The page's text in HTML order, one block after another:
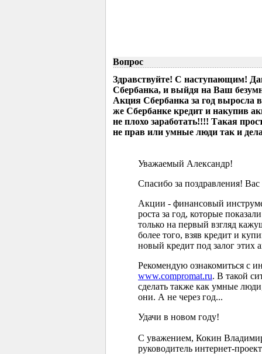
Вопрос
Здравствуйте! С наступающим!
Сбербанка, и выйдя на Ваш
Акция Сбербанка за год выросла
же Сбербанке кредит и накупив
не плохо заработать!!!! Такая
не прав или умные люди так и
Уважаемый Александр!
Спасибо за поздравления!
Акции - финансовый
роста за год, которые
только на первый взгляд
более того, взяв кредит и
новый кредит под залог этих
Рекомендую ознакомиться с
www.compromat.ru. В такой
сделать также как умные
они. А не через год...
Удачи в новом году!
С уважением, Кокин
руководитель интернет-